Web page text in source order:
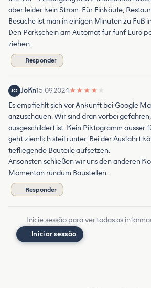
aber leider kein Strom. Für Einkäufe,
Besuche ist man in einigen Minuten zu Fuß
Den Parkschein am Automat für fünf Euro
ziehen.
Responder
JO JoKn15.09.2024★ ★ ★ ★ ★
Es empfiehlt sich vor Ankunft bei Google
anzuschauen. Wir sind dran vorbei
ausgeschildert ist. Kein Piktogramm ausser
geht ziemlich steil runter. Bei der Ausfahrt
tiefliegende Bauteile aufsetzen.
Ansonsten schließen wir uns den anderen
Momentan rundum Baustellen.
Responder
Inicie sessão para ver todas as
Iniciar sessão